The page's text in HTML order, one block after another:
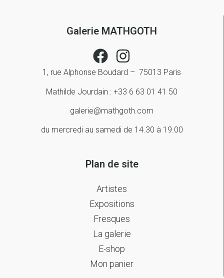
Galerie MATHGOTH
1, rue Alphonse Boudard – 75013 Paris
Mathilde Jourdain : +33 6 63 01 41 50
galerie@mathgoth.com
du mercredi au samedi de 14.30 à 19.00
Plan de site
Artistes
Expositions
Fresques
La galerie
E-shop
Mon panier